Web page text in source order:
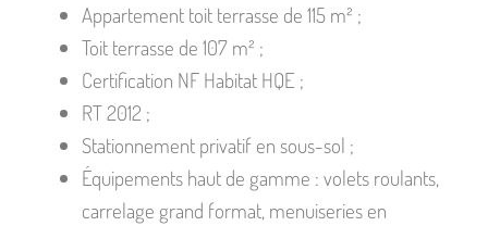
Appartement toit terrasse de 115 m² ;
Toit terrasse de 107 m² ;
Certification NF Habitat HQE ;
RT 2012 ;
Stationnement privatif en sous-sol ;
Équipements haut de gamme : volets roulants,
carrelage grand format, menuiseries en